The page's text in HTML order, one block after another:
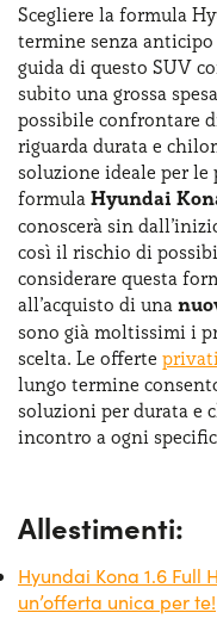
tempi di ricarica
motore termico ed
emissioni.
Scegliere la formula
termine senza
guida di questo SUV
subito una grossa
possibile confrontare
riguarda durata e
soluzione ideale per le
formula Hyundai
conoscerà sin
così il rischio di
considerare questa
all’acquisto di una
sono già moltissimi i
scelta. Le offerte privati
lungo termine
soluzioni per durata e
incontro a ogni
Allestimenti:
Hyundai Kona 1.6 Full
un’offerta unica per te!